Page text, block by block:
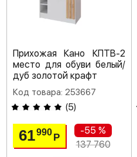
Прихожая Кано КПТВ-2
место для обуви белый/
дуб золотой крафт
Код товара: 253667
(5)
61990Р
-55 %
137 760